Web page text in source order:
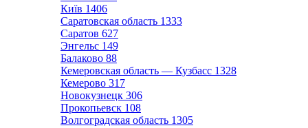
Київ 1406
Саратовская область 1333
Саратов 627
Энгельс 149
Балаково 88
Кемеровская область — Кузбасс 1328
Кемерово 317
Новокузнецк 306
Прокопьевск 108
Волгоградская область 1305